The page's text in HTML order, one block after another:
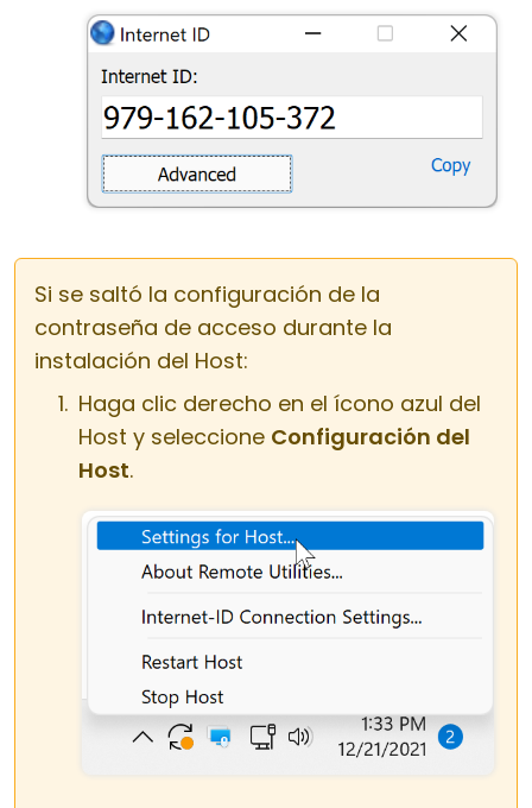
Si se saltó la configuración de la
contraseña de acceso durante la
instalación del Host:
Haga clic derecho en el ícono azul del
Host y seleccione Configuración del
Host.